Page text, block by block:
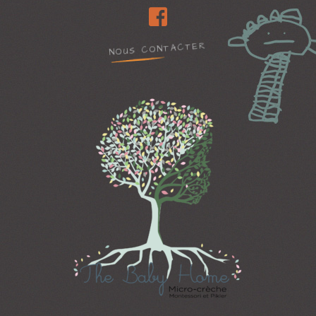
NOUS CONTACTER